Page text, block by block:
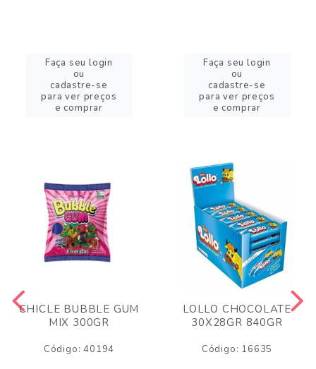
Faça seu login
ou
cadastre-se
para ver preços
e comprar
Faça seu login
ou
cadastre-se
para ver preços
e comprar
CHICLE BUBBLE GUM
MIX 300GR
Código: 40194
LOLLO CHOCOLATE
30X28GR 840GR
Código: 16635